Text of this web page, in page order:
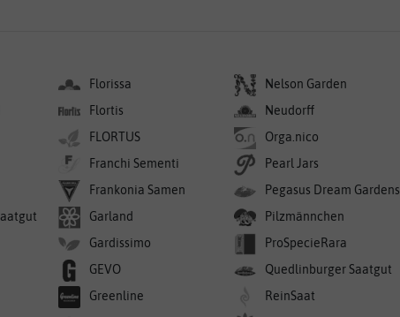
Florissa
Flortis
FLORTUS
Franchi Sementi
Frankonia Samen
Garland
Gardissimo
GEVO
Greenline
Nelson Garden
Neudorff
Orga.nico
Pearl Jars
Pegasus Dream Gardens
Pilzmännchen
ProSpecieRara
Quedlinburger Saatgut
ReinSaat